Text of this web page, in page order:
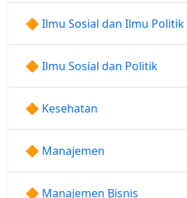
🔶 Ilmu Sosial dan Ilmu Politik
🔶 Ilmu Sosial dan Politik
🔶 Kesehatan
🔶 Manajemen
🔶 Manajemen Bisnis